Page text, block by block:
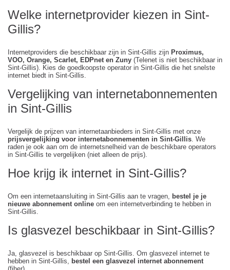
Welke internetprovider kiezen in Sint-
Gillis?
Internetproviders die beschikbaar zijn in Sint-Gillis zijn Proximus,
VOO, Orange, Scarlet, EDPnet en Zuny (Telenet is niet beschikbaar in
Sint-Gillis). Kies de goedkoopste operator in Sint-Gillis die het snelste
internet biedt in Sint-Gillis.
Vergelijking van internetabonnementen
in Sint-Gillis
Vergelijk de prijzen van internetaanbieders in Sint-Gillis met onze
prijsvergelijking voor internetabonnementen in Sint-Gillis . We
raden je ook aan om de internetsnelheid van de beschikbare operators
in Sint-Gillis te vergelijken (niet alleen de prijs).
Hoe krijg ik internet in Sint-Gillis?
Om een internetaansluiting in Sint-Gillis aan te vragen,
bestel je je
nieuwe abonnement online om een internetverbinding te hebben in
Sint-Gillis.
Is glasvezel beschikbaar in Sint-Gillis?
Ja, glasvezel is beschikbaar op Sint-Gillis. Om glasvezel internet te
hebben in Sint-Gillis,
bestel een glasvezel internet abonnement